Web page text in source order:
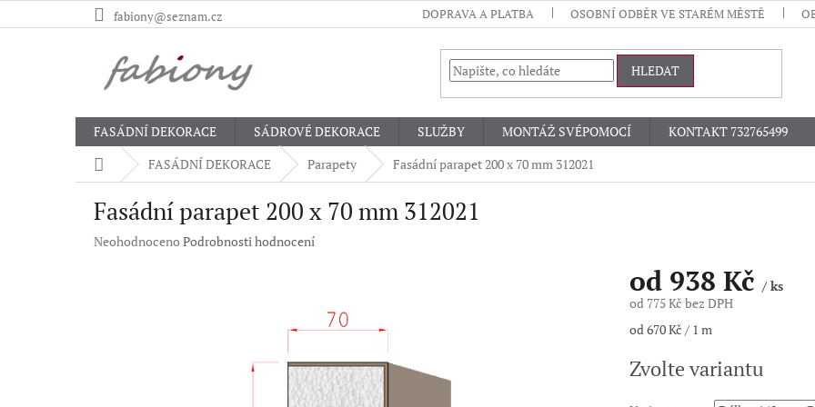
na
fabiony@seznam.cz DOPRAVA A PLATBA OSOBNÍ ODBĚR VE STARÉM MĚSTĚ
HLEDAT
FASÁDNÍ DEKORACE SÁDROVÉ DEKORACE SLUŽBY MONTÁŽ SVÉPOMOCÍ
KONTAKT 732765499
Domů FASÁDNÍ DEKORACE Parapety Fasádní parapet 200 x 70 mm 312021
Fasádní parapet 200 x 70 mm 312021
Průměrné
Neohodnoceno Podrobnosti hodnocení
od 938 Kč / ks
od 775 Kč bez DPH
Měrná
od 670 Kč / 1 m
Zvolte variantu